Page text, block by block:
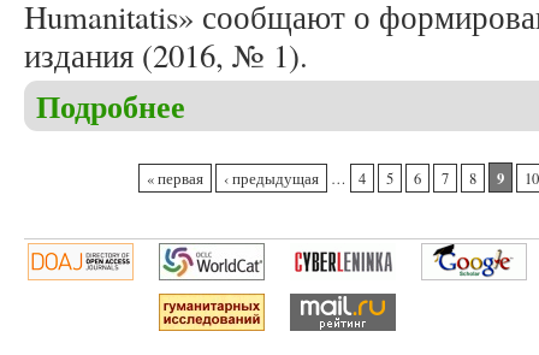
Humanitatis» сообщают о
издания (2016, № 1).
Подробнее
« первая ‹ предыдущая … 4 5 6 7 8 9 10